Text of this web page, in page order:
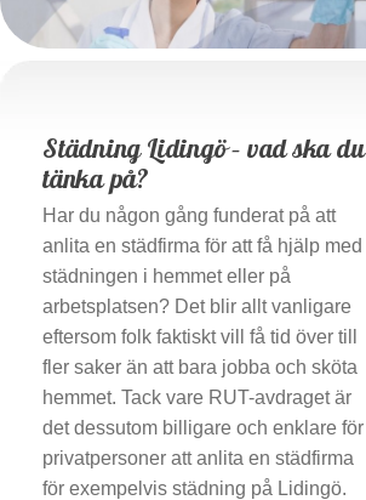
Städning Lidingö – vad ska du
tänka på?
Har du någon gång funderat på att
anlita en städfirma för att få hjälp med
städningen i hemmet eller på
arbetsplatsen? Det blir allt vanligare
eftersom folk faktiskt vill få tid över till
fler saker än att bara jobba och sköta
hemmet. Tack vare RUT-avdraget är
det dessutom billigare och enklare för
privatpersoner att anlita en städfirma
för exempelvis städning på Lidingö.